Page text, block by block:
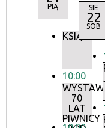
PIĄ
10:00
70
LAT
PIWNICY
SIE
22
SOB